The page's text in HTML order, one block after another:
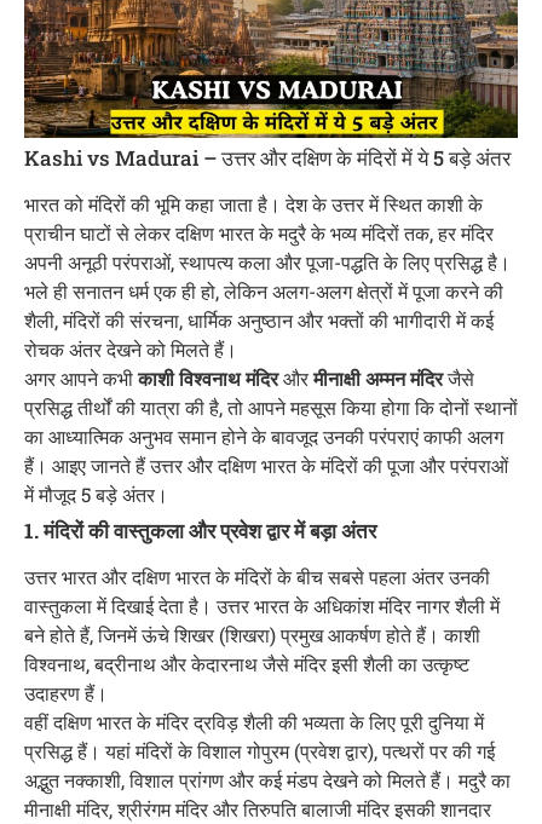
Kashi vs Madurai – उत्तर और दक्षिण के मंदिरों में ये 5 बड़े अंतर
भारत को मंदिरों की भूमि कहा जाता है। देश के उत्तर में स्थित काशी के
प्राचीन घाटों से लेकर दक्षिण भारत के मदुरै के भव्य मंदिरों तक, हर मंदिर
अपनी अनूठी परंपराओं, स्थापत्य कला और पूजा-पद्धति के लिए प्रसिद्ध है।
भले ही सनातन धर्म एक ही हो, लेकिन अलग-अलग क्षेत्रों में पूजा करने की
शैली, मंदिरों की संरचना, धार्मिक अनुष्ठान और भक्तों की भागीदारी में कई
रोचक अंतर देखने को मिलते हैं।
अगर आपने कभीकाशी विश्वनाथ मंदिरऔरमीनाक्षी अम्मन मंदिरजैसे
प्रसिद्ध तीर्थों की यात्रा की है, तो आपने महसूस किया होगा कि दोनों स्थानों
का आध्यात्मिक अनुभव समान होने के बावजूद उनकी परंपराएं काफी अलग
हैं। आइए जानते हैं उत्तर और दक्षिण भारत के मंदिरों की पूजा और परंपराओं
में मौजूद 5 बड़े अंतर।
1. मंदिरों की वास्तुकला और प्रवेश द्वार में बड़ा अंतर
उत्तर भारत और दक्षिण भारत के मंदिरों के बीच सबसे पहला अंतर उनकी
वास्तुकला में दिखाई देता है। उत्तर भारत के अधिकांश मंदिर नागर शैली में
बने होते हैं, जिनमें ऊंचे शिखर (शिखरा) प्रमुख आकर्षण होते हैं। काशी
विश्वनाथ, बद्रीनाथ और केदारनाथ जैसे मंदिर इसी शैली का उत्कृष्ट
उदाहरण हैं।
वहीं दक्षिण भारत के मंदिर द्रविड़ शैली की भव्यता के लिए पूरी दुनिया में
प्रसिद्ध हैं। यहां मंदिरों के विशाल गोपुरम (प्रवेश द्वार), पत्थरों पर की गई
अद्भुत नक्काशी, विशाल प्रांगण और कई मंडप देखने को मिलते हैं। मदुरै का
मीनाक्षी मंदिर, श्रीरंगम मंदिर और तिरुपति बालाजी मंदिर इसकी शानदार